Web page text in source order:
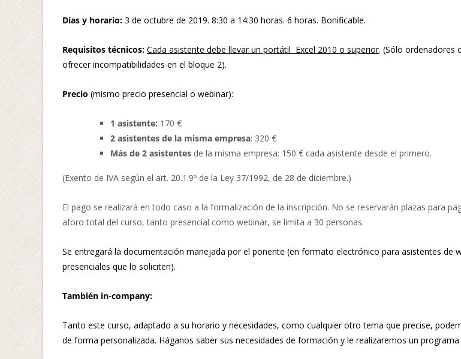
Días y horario: 3 de octubre de 2019. 8:30 a 14:30 horas. 6 horas. Bonificable.
Requisitos técnicos: Cada asistente debe llevar un portátil Excel 2010 o superior. (Sólo ordenadores
ofrecer incompatibilidades en el bloque 2).
Precio (mismo precio presencial o webinar):
1 asistente: 170 €
2 asistentes de la misma empresa: 320 €
Más de 2 asistentes de la misma empresa: 150 € cada asistente desde el primero.
(Exento de IVA según el art. 20.1.9º de la Ley 37/1992, de 28 de diciembre.)
El pago se realizará en todo caso a la formalización de la inscripción. No se reservarán plazas para
aforo total del curso, tanto presencial como webinar, se limita a 30 personas.
Se entregará la documentación manejada por el ponente (en formato electrónico para asistentes de
presenciales que lo soliciten).
También in-company:
Tanto este curso, adaptado a su horario y necesidades, como cualquier otro tema que precise,
de forma personalizada. Háganos saber sus necesidades de formación y le realizaremos un